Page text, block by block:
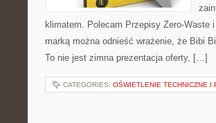
klimatem. Polecam Przepisy Zero-Waste
marką można odnieść wrażenie, że Bibi
To nie jest zimna prezentacja oferty, […]
CATEGORIES: OŚWIETLENIE TECHNICZNE I